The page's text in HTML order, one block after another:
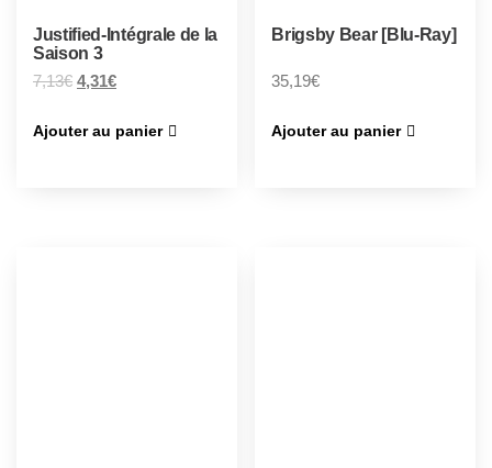
Justified-Intégrale de la
Saison 3
7,13€ 4,31€
Ajouter au panier
Brigsby Bear [Blu-Ray]
35,19€
Ajouter au panier